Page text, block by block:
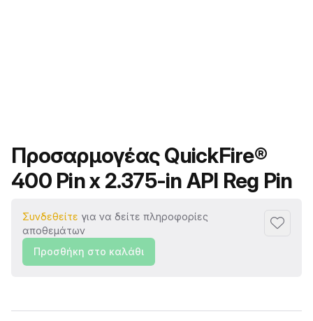
Όνομα προϊόντος
Προσαρμογέας QuickFire®
400 Pin x 2.375-in API Reg Pin
Συνδεθείτε για να δείτε πληροφορίες
αποθεμάτων
Προσθήκη στο καλάθι